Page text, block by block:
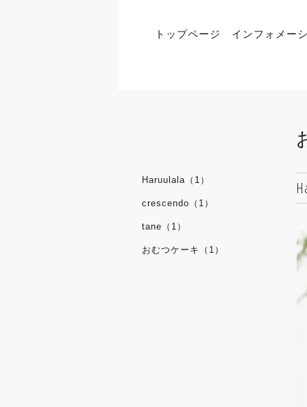
トップページ インフォメー
Haruulala（1）
crescendo（1）
tane（1）
おむつケーキ（1）